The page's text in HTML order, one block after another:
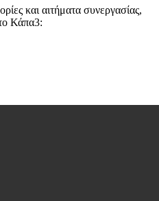
και αιτήματα συνεργασίας,
Κάπα3: